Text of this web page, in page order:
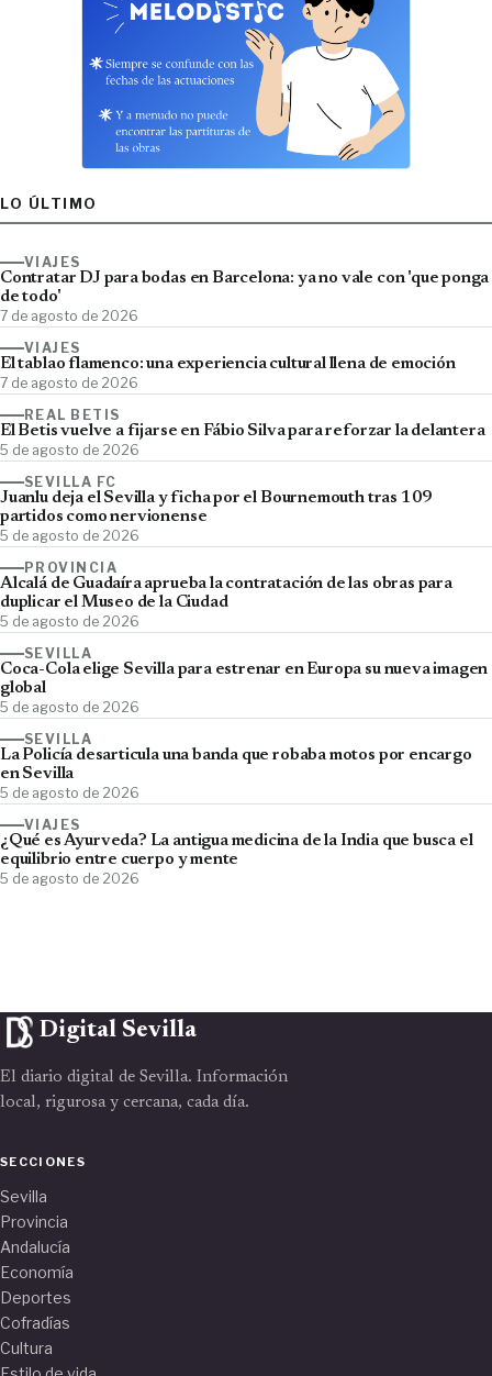
LO ÚLTIMO
VIAJES
Contratar DJ para bodas en Barcelona: ya no vale con 'que ponga
de todo'
7 de agosto de 2026
VIAJES
El tablao flamenco: una experiencia cultural llena de emoción
7 de agosto de 2026
REAL BETIS
El Betis vuelve a fijarse en Fábio Silva para reforzar la delantera
5 de agosto de 2026
SEVILLA FC
Juanlu deja el Sevilla y ficha por el Bournemouth tras 109
partidos como nervionense
5 de agosto de 2026
PROVINCIA
Alcalá de Guadaíra aprueba la contratación de las obras para
duplicar el Museo de la Ciudad
5 de agosto de 2026
SEVILLA
Coca-Cola elige Sevilla para estrenar en Europa su nueva imagen
global
5 de agosto de 2026
SEVILLA
La Policía desarticula una banda que robaba motos por encargo
en Sevilla
5 de agosto de 2026
VIAJES
¿Qué es Ayurveda? La antigua medicina de la India que busca el
equilibrio entre cuerpo y mente
5 de agosto de 2026
Digital Sevilla
El diario digital de Sevilla. Información
local, rigurosa y cercana, cada día.
SECCIONES
Sevilla
Provincia
Andalucía
Economía
Deportes
Cofradías
Cultura